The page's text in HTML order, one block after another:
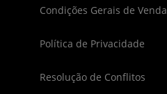
Condições Gerais de Venda
Política de Privacidade
Resolução de Conflitos